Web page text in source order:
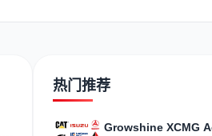
热门推荐
Growshine XCMG